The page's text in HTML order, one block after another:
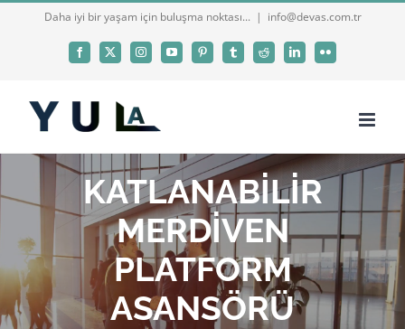
Daha iyi bir yaşam için buluşma noktası... | info@devas.com.tr
Facebook
X InstagramYouTubePinterestTumblrReddit LinkedInFlickr
KATLANABİLİR
MERDİVEN
PLATFORM
ASANSÖRÜ